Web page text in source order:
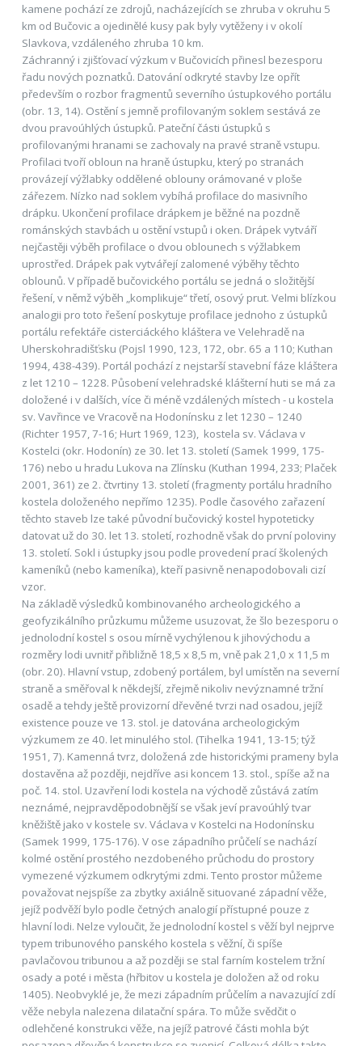
kamene pochází ze zdrojů, nacházejících se zhruba v okruhu 5
km od Bučovic a ojedinělé kusy pak byly vytěženy i v okolí
Slavkova, vzdáleného zhruba 10 km.
Záchranný i zjišťovací výzkum v Bučovicích přinesl bezesporu
řadu nových poznatků. Datování odkryté stavby lze opřít
především o rozbor fragmentů severního ústupkového portálu
(obr. 13, 14). Ostění s jemně profilovaným soklem sestává ze
dvou pravoúhlých ústupků. Pateční části ústupků s
profilovanými hranami se zachovaly na pravé straně vstupu.
Profilaci tvoří obloun na hraně ústupku, který po stranách
provázejí výžlabky oddělené oblouny orámované v ploše
zářezem. Nízko nad soklem vybíhá profilace do masivního
drápku. Ukončení profilace drápkem je běžné na pozdně
románských stavbách u ostění vstupů i oken. Drápek vytváří
nejčastěji výběh profilace o dvou oblounech s výžlabkem
uprostřed. Drápek pak vytvářejí zalomené výběhy těchto
oblounů. V případě bučovického portálu se jedná o složitější
řešení, v němž výběh „komplikuje“ třetí, osový prut. Velmi blízkou
analogii pro toto řešení poskytuje profilace jednoho z ústupků
portálu refektáře cisterciáckého kláštera ve Velehradě na
Uherskohradišťsku (Pojsl 1990, 123, 172, obr. 65 a 110; Kuthan
1994, 438-439). Portál pochází z nejstarší stavební fáze kláštera
z let 1210 – 1228. Působení velehradské klášterní huti se má za
doložené i v dalších, více či méně vzdálených místech - u kostela
sv. Vavřince ve Vracově na Hodonínsku z let 1230 – 1240
(Richter 1957, 7-16; Hurt 1969, 123), kostela sv. Václava v
Kostelci (okr. Hodonín) ze 30. let 13. století (Samek 1999, 175-
176) nebo u hradu Lukova na Zlínsku (Kuthan 1994, 233; Plaček
2001, 361) ze 2. čtvrtiny 13. století (fragmenty portálu hradního
kostela doloženého nepřímo 1235). Podle časového zařazení
těchto staveb lze také původní bučovický kostel hypoteticky
datovat už do 30. let 13. století, rozhodně však do první poloviny
13. století. Sokl i ústupky jsou podle provedení prací školených
kameníků (nebo kameníka), kteří pasivně nenapodobovali cizí
vzor.
Na základě výsledků kombinovaného archeologického a
geofyzikálního průzkumu můžeme usuzovat, že šlo bezesporu o
jednolodní kostel s osou mírně vychýlenou k jihovýchodu a
rozměry lodi uvnitř přibližně 18,5 x 8,5 m, vně pak 21,0 x 11,5 m
(obr. 20). Hlavní vstup, zdobený portálem, byl umístěn na severní
straně a směřoval k někdejší, zřejmě nikoliv nevýznamné tržní
osadě a tehdy ještě provizorní dřevěné tvrzi nad osadou, jejíž
existence pouze ve 13. stol. je datována archeologickým
výzkumem ze 40. let minulého stol. (Tihelka 1941, 13-15; týž
1951, 7). Kamenná tvrz, doložená zde historickými prameny byla
dostavěna až později, nejdříve asi koncem 13. stol., spíše až na
poč. 14. stol. Uzavření lodi kostela na východě zůstává zatím
neznámé, nejpravděpodobnější se však jeví pravoúhlý tvar
kněžiště jako v kostele sv. Václava v Kostelci na Hodonínsku
(Samek 1999, 175-176). V ose západního průčelí se nachází
kolmé ostění prostého nezdobeného průchodu do prostory
vymezené výzkumem odkrytými zdmi. Tento prostor můžeme
považovat nejspíše za zbytky axiálně situované západní věže,
jejíž podvěží bylo podle četných analogií přístupné pouze z
hlavní lodi. Nelze vyloučit, že jednolodní kostel s věží byl nejprve
typem tribunového panského kostela s věžní, či spíše
pavlačovou tribunou a až později se stal farním kostelem tržní
osady a poté i města (hřbitov u kostela je doložen až od roku
1405). Neobvyklé je, že mezi západním průčelím a navazující zdí
věže nebyla nalezena dilatační spára. To může svědčit o
odlehčené konstrukci věže, na jejíž patrové části mohla být